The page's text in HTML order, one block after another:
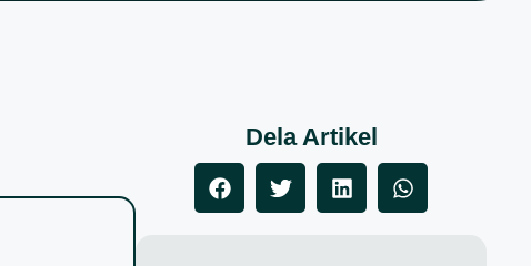
Dela Artikel